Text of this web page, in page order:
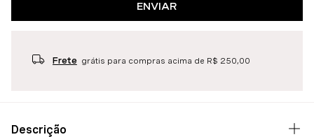
ENVIAR
Frete grátis para compras acima de R$ 250,00
Descrição